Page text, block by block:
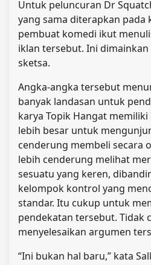
Untuk peluncuran Dr
yang sama diterapkan pada
pembuat komedi ikut
iklan tersebut. Ini
sketsa.
Angka-angka tersebut
banyak landasan untuk
karya Topik Hangat
lebih besar untuk
cenderung membeli secara
lebih cenderung melihat
sesuatu yang keren,
kelompok kontrol yang
standar. Itu cukup untuk
pendekatan tersebut. Tidak
menyelesaikan argumen
“Ini bukan hal baru,” kata